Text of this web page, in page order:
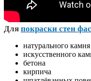
Для покраски стен
натурального камня
искусственного
бетона
кирпича